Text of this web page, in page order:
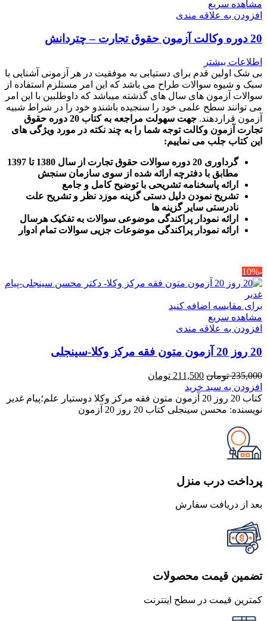
مشاهده سریع
افزودن به علاقه مندی
20 دوره وکالت آزمون حقوق تجارت – چتردانش
اطلاعات بیشتر
بی شک اولین قدم برای دستیابی به موفقیت در هر آزمونی آشنایی با
سبک و شیوه سوالات طراح می باشد که این امر مستلزم استفاده از
سوالات آزمون های سال های گذشته میباشد که داوطلبین با این امر
می توانند سطح علمی خود را سنجیده باشندو خود را در شراط شبیه
آزمون قراردهند.
جهت سهولت مراجعه به کتاب 20 دوره حقوق
تجارت آزمون وکالت توجه شما را به چند نکته در مورد ویژگی های
این کتاب جلب می نماییم:
گرداوری 20 دوره سوالات حقوق تجارت از سال 1380 تا 1397
مطابق با دفترچه ارائه شده از سوی سازمان سنجش
ارائه پاسخنامه تشریحی با توضیح کامل و جامع
تشریح نمودن دلیل دستی گزینه موزد نظر و تشریح علت
نادرستی سایر گزینه ها
ارائه نمودار پراکندگی موضوعی سوالات به تفکیک هرسال
رائه نمودار پراکندگی موضوعات جزیی سوالات تمام ادوار
-10%
برای مقایسه اضافه کنید
مشاهده سریع
افزودن به علاقه مندی
20 روز 20 آزمون متون فقه مرکز وکلا-سینجلی
235,000 تومان قیمت
اصلی
235,000 تومان
بود.
211,500 تومان
211,500 تومان
است.
افزودن به سبد خرید
کتاب 20 روز 20 آزمون متون فقه مرکز وکلا دوستیار علم؛پیام غدیر
نویسنده: محسن سینجلی کتاب 20 روز 20 آزمون
پرداخت درب منزل
بعد از دریافت سفارش
تضمین قیمت محصولات
کمترین قیمت در سطح اینترنت